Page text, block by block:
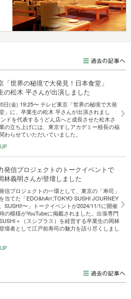
「世界の秘境で大発見！日本食堂」
の松木 平さんが出演しました
日(金) 19:25〜 テレビ東京「世界の秘境で大発
」に、卒業生の松木 平さんが出演されまし
ドを代表するうどん店へと成長させた松木さ
の立ち上げには、東京すしアカデミー校長の福
わらせていただいていました。
発信プロジェクトのトークイベントで
林義明さんが登壇しました
信プロジェクトの一環として、東京の「寿司」
当てた「EDO&hArr;TOKYO SUSHI JOURNEY
SUSHI!〜」トークイベントが2024/11/1に開催
の模様がYouTubeに掲載されました。出張専門
＋（スシプラス）を経営する卒業生の岡林
壇者として江戸前寿司の魅力を語り尽くしまし